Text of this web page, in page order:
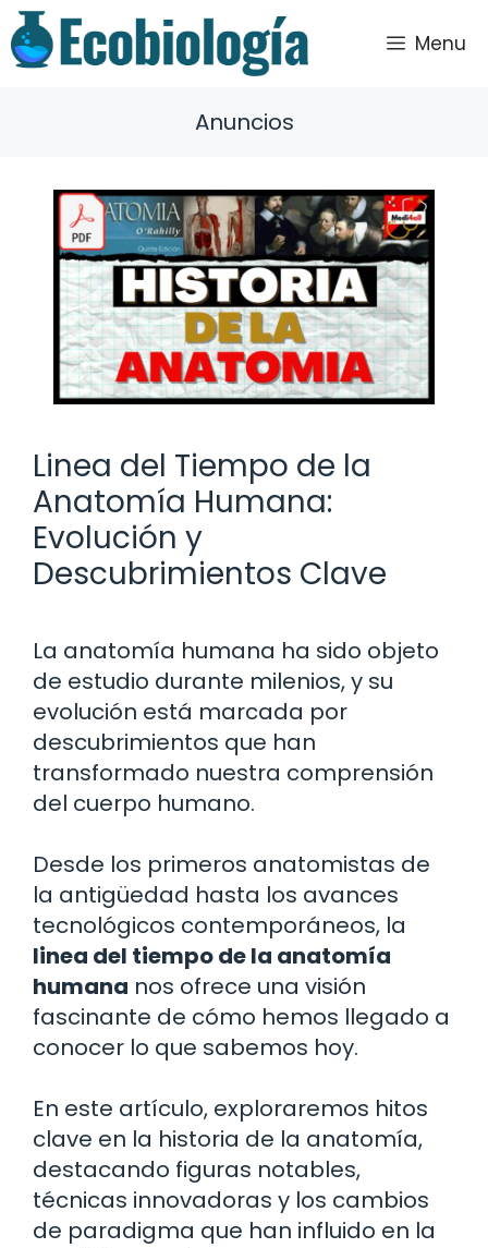
Saltar
al
contenido
Menu
Anuncios
Linea del Tiempo de la
Anatomía Humana:
Evolución y
Descubrimientos Clave
La anatomía humana ha sido objeto
de estudio durante milenios, y su
evolución está marcada por
descubrimientos que han
transformado nuestra comprensión
del cuerpo humano.
Desde los primeros anatomistas de
la antigüedad hasta los avances
tecnológicos contemporáneos, la
linea del tiempo de la anatomía
humana nos ofrece una visión
fascinante de cómo hemos llegado a
conocer lo que sabemos hoy.
En este artículo, exploraremos hitos
clave en la historia de la anatomía,
destacando figuras notables,
técnicas innovadoras y los cambios
de paradigma que han influido en la